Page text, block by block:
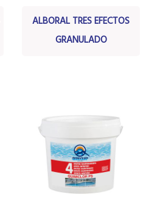
ALBORAL TRES EFECTOS
GRANULADO